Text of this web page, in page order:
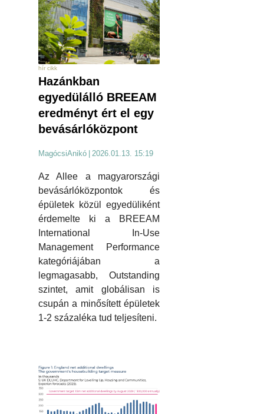
hír cikk
Hazánkban
egyedülálló BREEAM
eredményt ért el egy
bevásárlóközpont
MagócsiAnikó 2026.01.13. 15:19
Az Allee a magyarországi
bevásárlóközpontok és
épületek közül egyedüliként
érdemelte ki a BREEAM
International In-Use
Management Performance
kategóriájában a
legmagasabb, Outstanding
szintet, amit globálisan is
csupán a minősített épületek
1-2 százaléka tud teljesíteni.